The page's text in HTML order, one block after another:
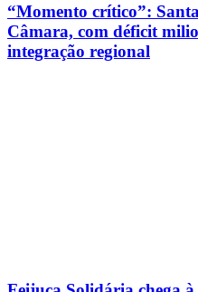
“Momento crítico”:
Câmara, com déficit
integração regional